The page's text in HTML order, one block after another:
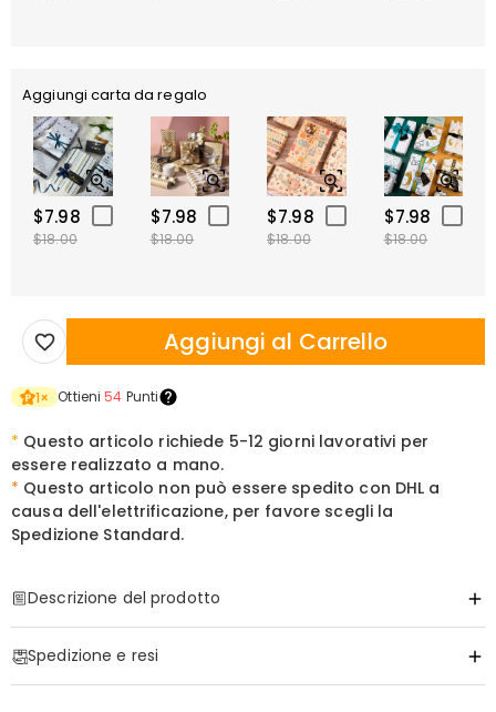
Aggiungi carta da regalo
$7.98
$18.00
$7.98
$18.00
$7.98
$18.00
$7.98
$18.00
Aggiungi al Carrello
1× Ottieni54 Punti
* Questo articolo richiede 5-12 giorni lavorativi per
essere realizzato a mano.
* Questo articolo non può essere spedito con DHL a
causa dell'elettrificazione, per favore scegli la
Spedizione Standard.
Descrizione del prodotto
Per la donna che è il tuo "Ultimo Tutto"
La maggior parte dei regali col tempo svanisce sullo sfondo, ma un
Spedizione e resi